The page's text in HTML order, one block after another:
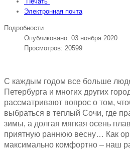
Электронная почта
Подробности
Опубликовано: 03 ноября 2020
Просмотров: 20599
С каждым годом все больше
Петербурга и многих других
рассматривают вопрос о том,
выбраться в теплый Сочи, где
зимы, а долгая мягкая осень
приятную раннюю весну… Как
максимально комфортно – наш